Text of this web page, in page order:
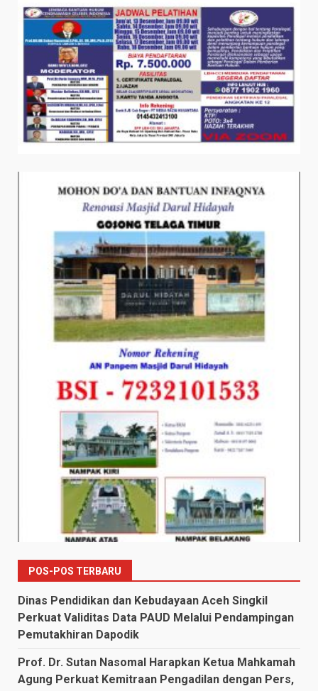
POS-POS TERBARU
Dinas Pendidikan dan Kebudayaan Aceh Singkil
Perkuat Validitas Data PAUD Melalui Pendampingan
Pemutakhiran Dapodik
Prof. Dr. Sutan Nasomal Harapkan Ketua Mahkamah
Agung Perkuat Kemitraan Pengadilan dengan Pers,